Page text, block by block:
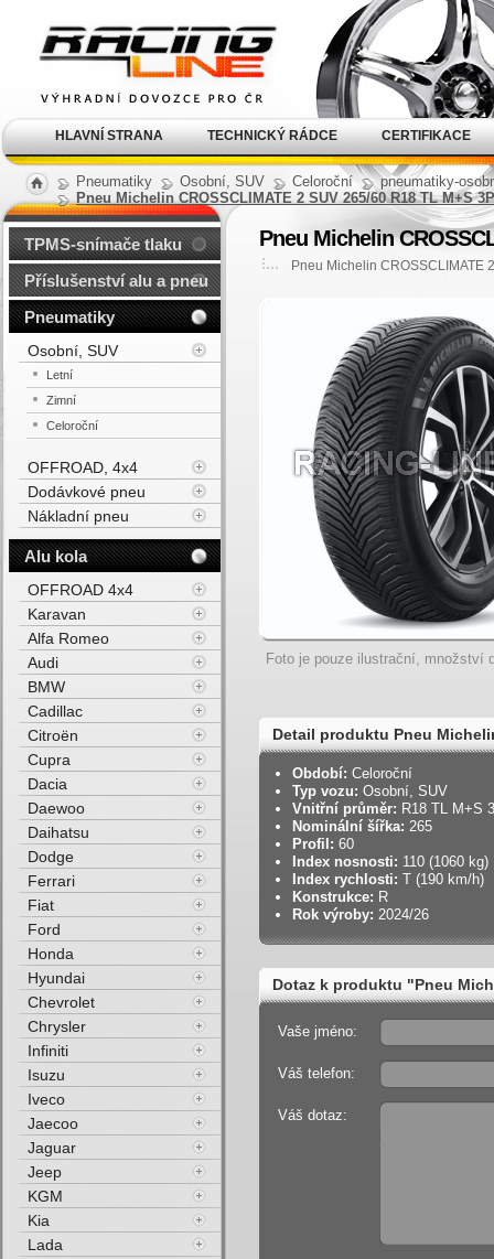
Pneumatiky Osobní, SUV Celoroční
pneumatiky-
Pneu Michelin CROSSCLIMATE 2 SUV 265/60 R18 TL M+S
Pneu Michelin
Pneu Michelin CROSSCLIMATE
Foto je pouze ilustrační, množství
Detail produktu Pneu
3PMSF 110T Celoroční
Období: Celoroční
Typ vozu: Osobní, SUV
Vnitřní průměr: R18 TL M+S
Nominální šířka: 265
Profil: 60
Index nosnosti: 110 (1060 kg)
Index rychlosti: T (190 km/h)
Konstrukce: R
Rok výroby: 2024/26
Dotaz k produktu "Pneu
Vaše jméno:
Váš telefon:
Váš dotaz:
TPMS-snímače tlaku
Příslušenství alu a pneu
Pneumatiky
Osobní, SUV
Letní
Zimní
Celoroční
OFFROAD, 4x4
Dodávkové pneu
Nákladní pneu
Alu kola
OFFROAD 4x4
Karavan
Alfa Romeo
Audi
BMW
Cadillac
Citroën
Cupra
Dacia
Daewoo
Daihatsu
Dodge
Ferrari
Fiat
Ford
Honda
Hyundai
Chevrolet
Chrysler
Infiniti
Isuzu
Iveco
Jaecoo
Jaguar
Jeep
KGM
Kia
Lada
kola Racing Line
HLAVNÍ STRANA TECHNICKÝ RÁDCE CERTIFIKACE